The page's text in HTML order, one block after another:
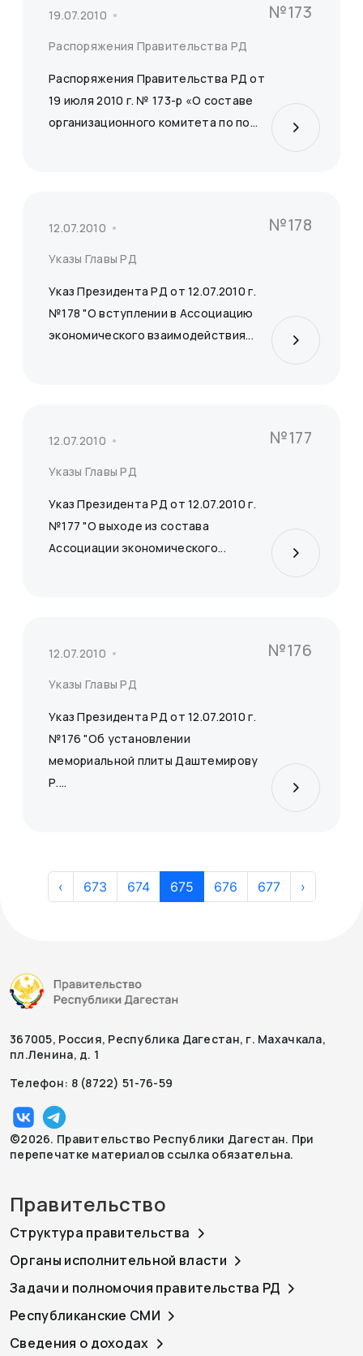
19.07.2010
Распоряжения Правительства РД
№173
Распоряжения Правительства РД от
19 июля 2010 г. № 173-р «О составе
организационного комитета по по...
12.07.2010
Указы Главы РД
№178
Указ Президента РД от 12.07.2010 г.
№178 "О вступлении в Ассоциацию
экономического взаимодействия...
12.07.2010
Указы Главы РД
№177
Указ Президента РД от 12.07.2010 г.
№177 "О выходе из состава
Ассоциации экономического...
12.07.2010
Указы Главы РД
№176
Указ Президента РД от 12.07.2010 г.
№176 "Об установлении
мемориальной плиты Даштемирову
Р....
‹ 673 674 675 676 677 ›
367005, Россия, Республика Дагестан, г. Махачкала,
пл.Ленина, д. 1
Телефон: 8 (8722) 51-76-59
©2026. Правительство Республики Дагестан. При
перепечатке материалов ссылка обязательна.
Правительство
Структура правительства
Органы исполнительной власти
Задачи и полномочия правительства РД
Республиканские СМИ
Сведения о доходах